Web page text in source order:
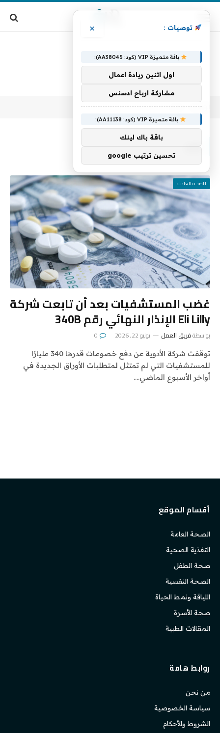
الرئيسية » رقم
رقم
الصحة العامة
غضب المستشفيات بعد أن تابعت شركة
Eli Lilly الإنذار النهائي رقم 340B
بواسطةفريق العمل يونيو 22, 2026 0
توقفت شركة الأدوية عن دفع خصومات قدرها 340 مليارًا
للمستشفيات التي لم تمتثل لمتطلبات الأوراق الجديدة في
أواخر الأسبوع الماضي.…
أقسام الموقع
الصحة العامة
التغذية الصحية
صحة الطفل
الصحة النفسية
اللياقة ونمط الحياة
صحة الأسرة
المقالات الطبية
روابط هامة
من نحن
سياسة الخصوصية
الشروط والأحكام
توصيات : ×
باقة متميزة VIP (كود: AA38045):
اول اثنين ريادة اعمال
مشاركة ارباح ادسنس
باقة متميزة VIP (كود: AA11138):
باقة باك لينك
تحسين ترتيب google